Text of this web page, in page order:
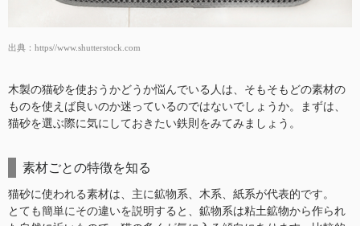
出典： https//www.shutterstock.com
木製の猫砂を使おうかどうか悩んでいる人は、そもそもどの素材の
ものを使えば良いのか迷っているのではないでしょうか。まずは、
猫砂を選ぶ際に気にしておきたい鉄則をみてみましょう。
素材ごとの特徴を知る
猫砂に使われる素材は、主に鉱物系、木系、紙系が代表的です。
とても簡単にその違いを説明すると、鉱物系は粘土鉱物から作られ